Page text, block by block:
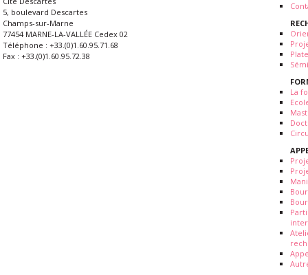
5, boulevard Descartes
Champs-sur-Marne
77454 MARNE-LA-VALLÉE Cedex 02
Téléphone : +33.(0)1.60.95.71.68
Fax : +33.(0)1.60.95.72.38
La